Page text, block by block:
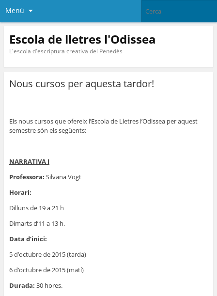
Menú
Escola de lletres l'Odissea
L'escola d'escriptura creativa del Penedès
Nous cursos per aquesta tardor!
Els nous cursos que ofereix l’Escola de Lletres l’Odissea per aquest
semestre són els següents:
NARRATIVA I
Professora: Silvana Vogt
Horari:
Dilluns de 19 a 21 h
Dimarts d’11 a 13 h.
Data d’inici:
5 d’octubre de 2015 (tarda)
6 d’octubre de 2015 (matí)
Durada: 30 hores.